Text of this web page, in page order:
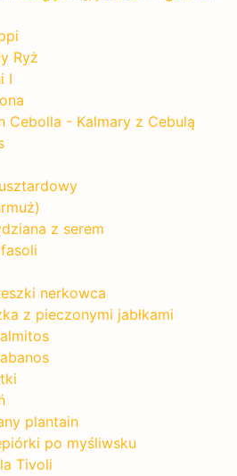
Ryż
I
Cebolla - Kalmary z Cebulą
z serem
nerkowca
z pieczonymi jabłkami
plantain
po myśliwsku
Tivoli